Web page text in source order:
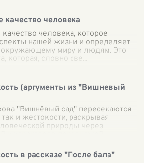
качество человека
человека, которое
нашей жизни и определяет
миру и людям. Это
которая, словно све
(аргументы из "Вишневый
"Вишнёвый сад" пересекаются
и жестокости, раскрывая
природы через
и характеров персонажей
в рассказе "После бала"